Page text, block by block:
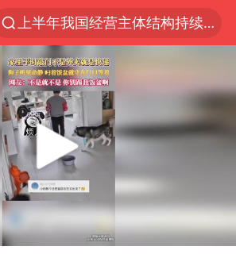
上半年我国经营主体结构持续优化
上海暴雨红色预警
周星驰母亲现身香港路演现场
王传君 《披荆斩棘》
国足U17与阿森纳决赛取消 并列冠军
上海有出现龙卷潜势
00:14